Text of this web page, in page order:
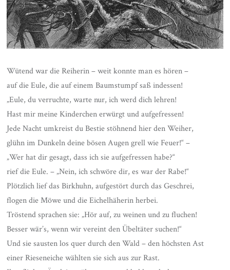
Wütend war die Reiherin – weit konnte man es hören –
auf die Eule, die auf einem Baumstumpf saß indessen!
„Eule, du verruchte, warte nur, ich werd dich lehren!
Hast mir meine Kinderchen erwürgt und aufgefressen!
Jede Nacht umkreist du Bestie stöhnend hier den Weiher,
glühn im Dunkeln deine bösen Augen grell wie Feuer!“ –
„Wer hat dir gesagt, dass ich sie aufgefressen habe?“
rief die Eule. – „Nein, ich schwöre dir, es war der Rabe!“
Plötzlich lief das Birkhuhn, aufgestört durch das Geschrei,
flogen die Möwe und die Eichelhäherin herbei.
Tröstend sprachen sie: „Hör auf, zu weinen und zu fluchen!
Besser wär’s, wenn wir vereint den Übeltäter suchen!“
Und sie sausten los quer durch den Wald – den höchsten Ast
einer Rieseneiche wählten sie sich aus zur Rast.